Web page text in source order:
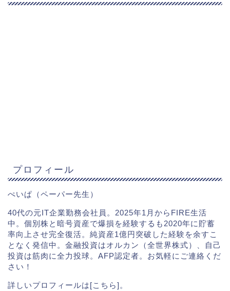
プロフィール
ぺいぱ（ペーパー先生）
40代の元IT企業勤務会社員。2025年1月からFIRE生活
中。個別株と暗号資産で爆損を経験するも2020年に貯蓄
率向上させ完全復活。純資産1億円突破した経験を余すこ
となく発信中。金融投資はオルカン（全世界株式）、自己
投資は筋肉に全力投球。AFP認定者。お気軽にご連絡くだ
さい！
詳しいプロフィールは[こちら]。